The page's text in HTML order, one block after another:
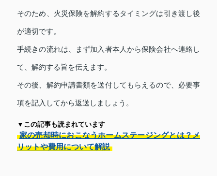
そのため、火災保険を解約するタイミングは引き渡し後
が適切です。
手続きの流れは、まず加入者本人から保険会社へ連絡し
て、解約する旨を伝えます。
その後、解約申請書類を送付してもらえるので、必要事
項を記入してから返送しましょう。
▼この記事も読まれています
家の売却時におこなうホームステージングとは？メ
リットや費用について解説